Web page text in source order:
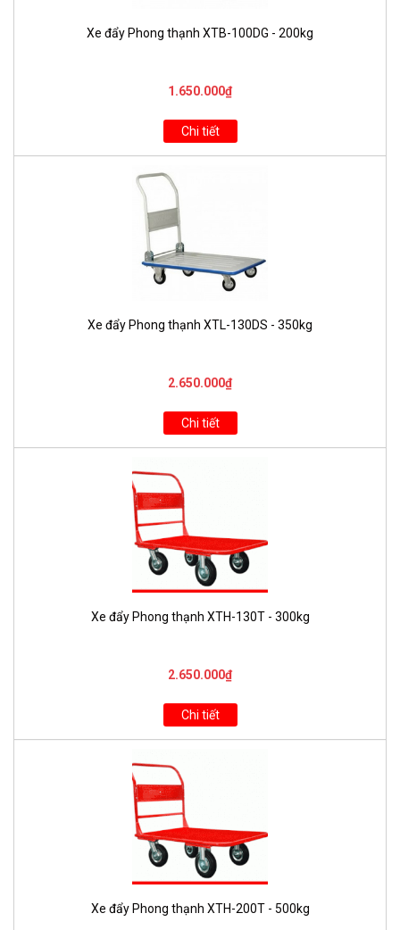
Xe đẩy Phong thạnh XTB-100DG - 200kg
1.650.000₫
Chi tiết
Xe đẩy Phong thạnh XTL-130DS - 350kg
2.650.000₫
Chi tiết
Xe đẩy Phong thạnh XTH-130T - 300kg
2.650.000₫
Chi tiết
Xe đẩy Phong thạnh XTH-200T - 500kg